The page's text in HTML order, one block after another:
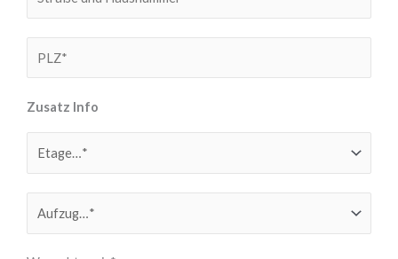
Zusatz Info